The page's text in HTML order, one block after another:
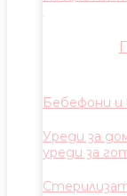
Бебефони и
Уреди за
уреди за